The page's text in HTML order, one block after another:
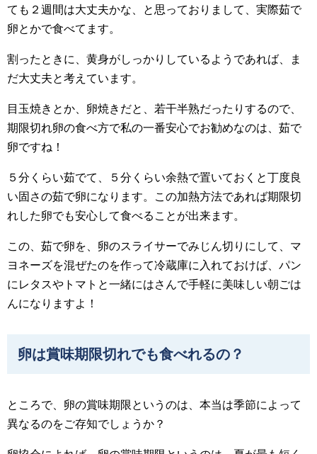
ても２週間は大丈夫かな、と思っておりまして、実際茹で
卵とかで食べてます。
割ったときに、黄身がしっかりしているようであれば、ま
だ大丈夫と考えています。
目玉焼きとか、卵焼きだと、若干半熟だったりするので、
期限切れ卵の食べ方で私の一番安心でお勧めなのは、茹で
卵ですね！
５分くらい茹でて、５分くらい余熱で置いておくと丁度良
い固さの茹で卵になります。この加熱方法であれば期限切
れした卵でも安心して食べることが出来ます。
この、茹で卵を、卵のスライサーでみじん切りにして、マ
ヨネーズを混ぜたのを作って冷蔵庫に入れておけば、パン
にレタスやトマトと一緒にはさんで手軽に美味しい朝ごは
んになりますよ！
卵は賞味期限切れでも食べれるの？
ところで、卵の賞味期限というのは、本当は季節によって
異なるのをご存知でしょうか？